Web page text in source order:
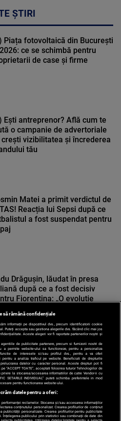
ȘTIRI
Piața fotovoltaică din București
ce se schimbă pentru
de case și firme
Ești antreprenor? Află cum te
o campanie de advertoriale
crești vizibilitatea și încrederea
tău
Matei a primit verdictul de
Reacția lui Sepsi după ce
a fost suspendat pentru
Drăgușin, lăudat în presa
după ce a fost decisiv
Fiorentina: „O evoluție
să rămână confidențiale
informații pe dispozitivul dvs., precum identificatorii cookie
Puteți accepta sau gestiona alegerile dvs. făcând clic mai jos
Aceste alegeri vor fi raportate partenerilor noștri și
de publicitate partenere, precum si furnizorii nostri de
a permite website-ului sa functioneze, pentru a personaliza
de interesele si/sau profilul dvs., pentru a va oferi
a analiza traficul pe website. Beneficiati de drepturile
datelor cu caracter personal. Aceste drepturi pot fi
pe “ACCEPT TOATE”, acceptati folosirea tuturor Tehnologiilor de
la stocarea/accesarea informatiilor de catre Vendor-ii cu
SETARILE INDIVIDUAL” puteti schimba preferintele in mod
pentru functionarea website-ului.
datele pentru a oferi:
reclamelor. Stocarea și/sau accesarea informațiilor
conținutului personalizat. Crearea profilurilor de conținut
publicității personalizate. Crearea profilurilor pentru publicitate
Înțelegerea publicului prin statistici sau combinații de date din